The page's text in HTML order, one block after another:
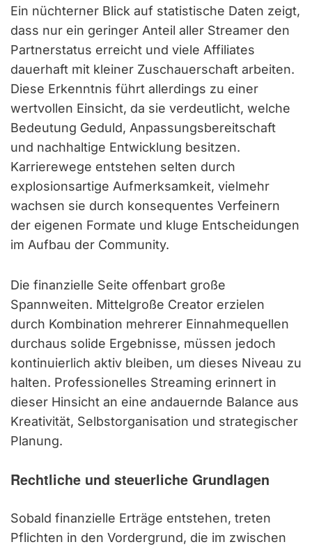
Ein nüchterner Blick auf statistische Daten zeigt,
dass nur ein geringer Anteil aller Streamer den
Partnerstatus erreicht und viele Affiliates
dauerhaft mit kleiner Zuschauerschaft arbeiten.
Diese Erkenntnis führt allerdings zu einer
wertvollen Einsicht, da sie verdeutlicht, welche
Bedeutung Geduld, Anpassungsbereitschaft
und nachhaltige Entwicklung besitzen.
Karrierewege entstehen selten durch
explosionsartige Aufmerksamkeit, vielmehr
wachsen sie durch konsequentes Verfeinern
der eigenen Formate und kluge Entscheidungen
im Aufbau der Community.
Die finanzielle Seite offenbart große
Spannweiten. Mittelgroße Creator erzielen
durch Kombination mehrerer Einnahmequellen
durchaus solide Ergebnisse, müssen jedoch
kontinuierlich aktiv bleiben, um dieses Niveau zu
halten. Professionelles Streaming erinnert in
dieser Hinsicht an eine andauernde Balance aus
Kreativität, Selbstorganisation und strategischer
Planung.
Rechtliche und steuerliche Grundlagen
Sobald finanzielle Erträge entstehen, treten
Pflichten in den Vordergrund, die im zwischen